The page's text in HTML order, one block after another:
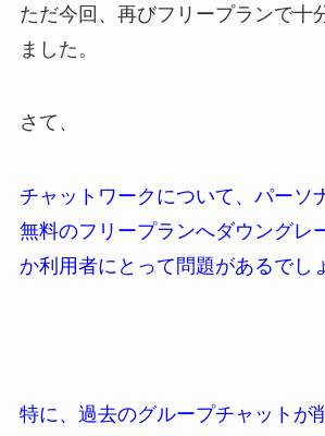
ただ今回、再びフリープランで十
ました。
さて、
チャットワークについて、パーソ
無料のフリープランへダウングレ
か利用者にとって問題があるでし
特に、過去のグループチャットが